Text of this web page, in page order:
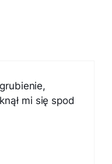
mi się spod